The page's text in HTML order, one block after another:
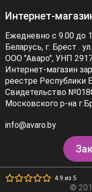
Интернет-
Ежедневно с 9.00 до
Беларусь, г. Брест .
ООО "Аваро", УНП
Интернет-магазин
реестре Республики
Свидетельство
Московского р-на
info@avaro.by
4.9 из 5
©